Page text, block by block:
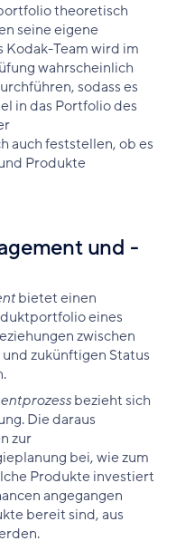
theoretisch
seine eigene
Team wird im
wahrscheinlich
sodass es
in das Portfolio des
auch feststellen, ob es
Produkte
und -
bietet einen
eines
zwischen
zukünftigen Status
bezieht sich
Die daraus
zur
bei, wie zum
Produkte investiert
angegangen
bereit sind, aus